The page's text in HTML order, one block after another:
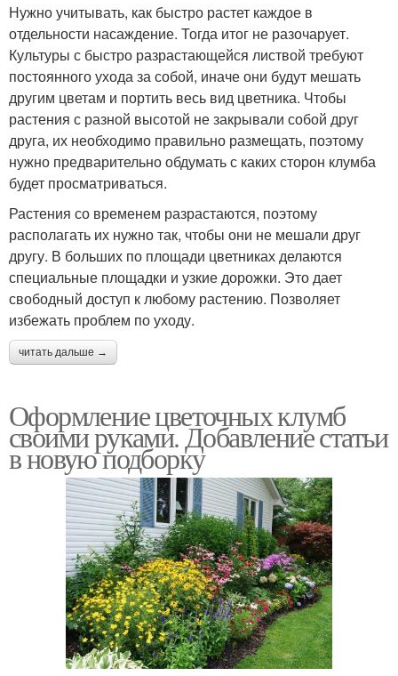
Нужно учитывать, как быстро растет каждое в
отдельности насаждение. Тогда итог не разочарует.
Культуры с быстро разрастающейся листвой требуют
постоянного ухода за собой, иначе они будут мешать
другим цветам и портить весь вид цветника. Чтобы
растения с разной высотой не закрывали собой друг
друга, их необходимо правильно размещать, поэтому
нужно предварительно обдумать с каких сторон клумба
будет просматриваться.
Растения со временем разрастаются, поэтому
располагать их нужно так, чтобы они не мешали друг
другу. В больших по площади цветниках делаются
специальные площадки и узкие дорожки. Это дает
свободный доступ к любому растению. Позволяет
избежать проблем по уходу.
читать дальше →
Оформление цветочных клумб
своими руками. Добавление статьи
в новую подборку